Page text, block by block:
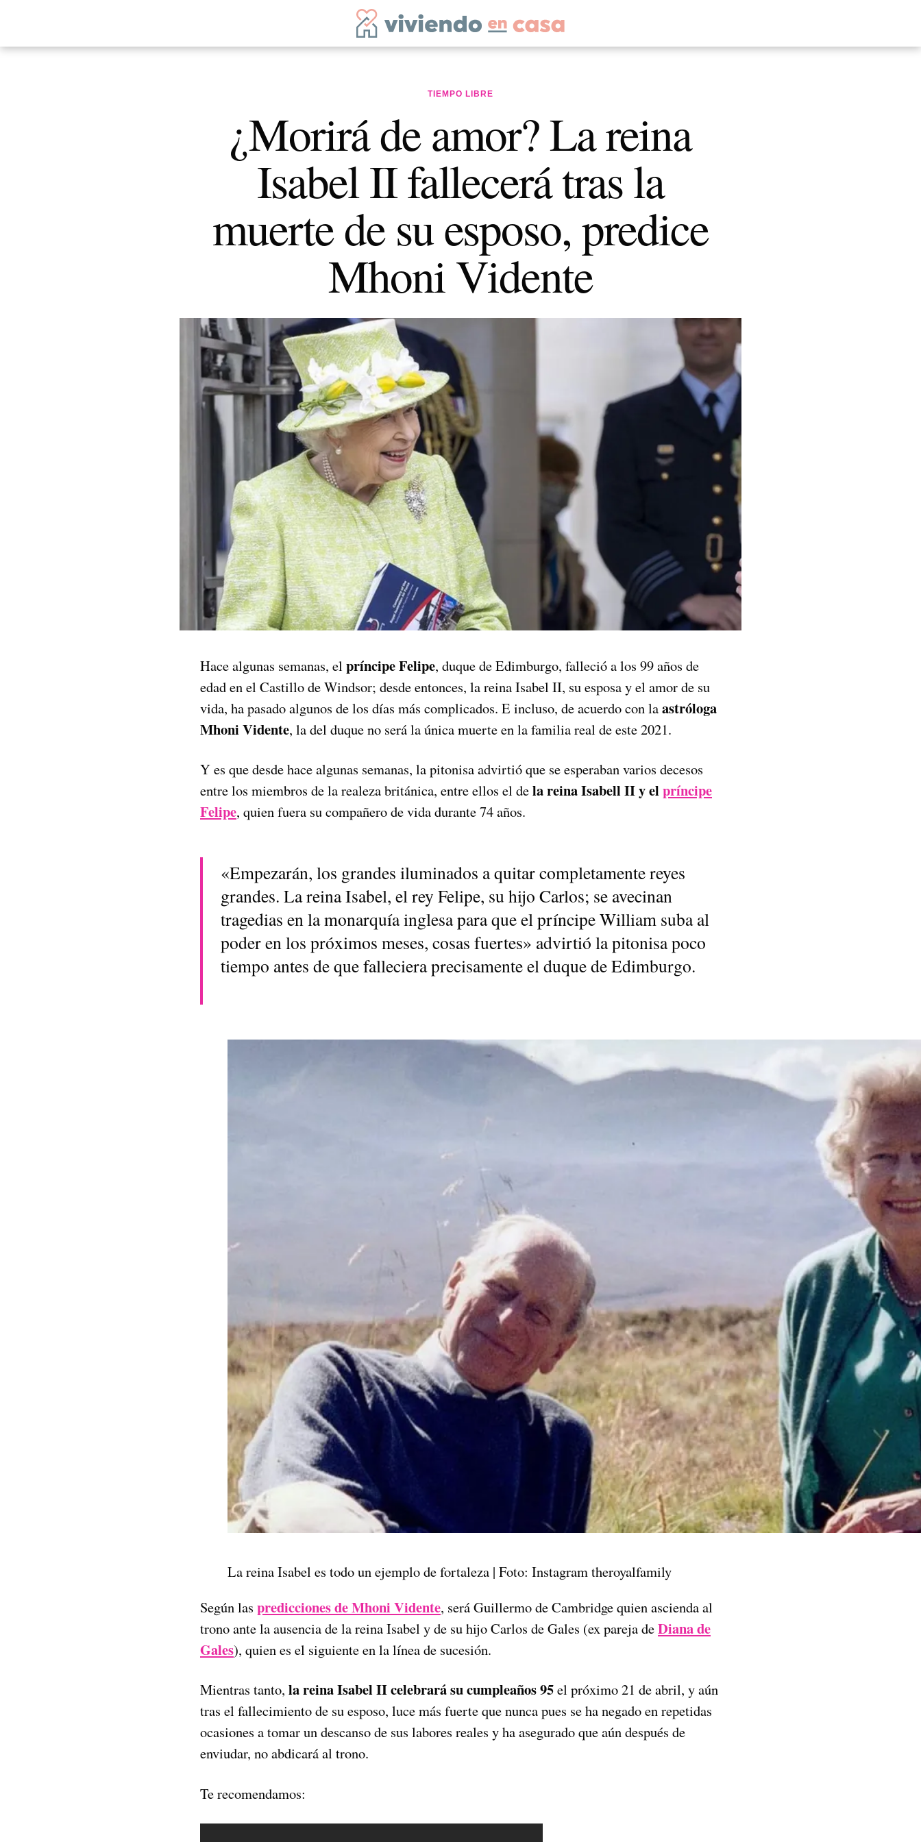
TIEMPO LIBRE
¿Morirá de amor? La reina
Isabel II fallecerá tras la
muerte de su esposo, predice
Mhoni Vidente
Hace algunas semanas, el príncipe Felipe, duque de Edimburgo, falleció a los 99 años de
edad en el Castillo de Windsor; desde entonces, la reina Isabel II, su esposa y el amor de su
vida, ha pasado algunos de los días más complicados. E incluso, de acuerdo con laastróloga
Mhoni Vidente, la del duque no será la única muerte en la familia real de este 2021.
Y es que desde hace algunas semanas, la pitonisa advirtió que se esperaban varios decesos
entre los miembros de la realeza británica, entre ellos el dela reina Isabell II y elpríncipe
Felipe, quien fuera su compañero de vida durante 74 años.
«Empezarán, los grandes iluminados a quitar completamente reyes
grandes. La reina Isabel, el rey Felipe, su hijo Carlos; se avecinan
tragedias en la monarquía inglesa para que el príncipe William suba al
poder en los próximos meses, cosas fuertes» advirtió la pitonisa poco
tiempo antes de que falleciera precisamente el duque de Edimburgo.
La reina Isabel es todo un ejemplo de fortaleza | Foto: Instagram theroyalfamily
Según las predicciones de Mhoni Vidente, será Guillermo de Cambridge quien ascienda al
trono ante la ausencia de la reina Isabel y de su hijo Carlos de Gales (ex pareja deDiana de
Gales), quien es el siguiente en la línea de sucesión.
Mientras tanto, la reina Isabel II celebrará su cumpleaños 95el próximo 21 de abril, y aún
tras el fallecimiento de su esposo, luce más fuerte que nunca pues se ha negado en repetidas
ocasiones a tomar un descanso de sus labores reales y ha asegurado que aún después de
enviudar, no abdicará al trono.
Te recomendamos: